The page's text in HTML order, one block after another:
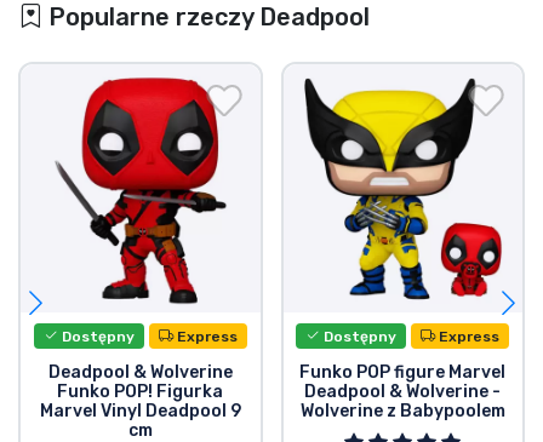
Popularne rzeczy Deadpool
Dostępny Express
Deadpool & Wolverine
Funko POP! Figurka
Marvel Vinyl Deadpool 9
cm
Dostępny Express
Funko POP figure Marvel
Deadpool & Wolverine -
Wolverine z Babypoolem